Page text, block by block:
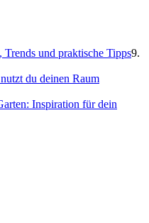
Trends und praktische Tipps9.
du deinen Raum
Inspiration für dein